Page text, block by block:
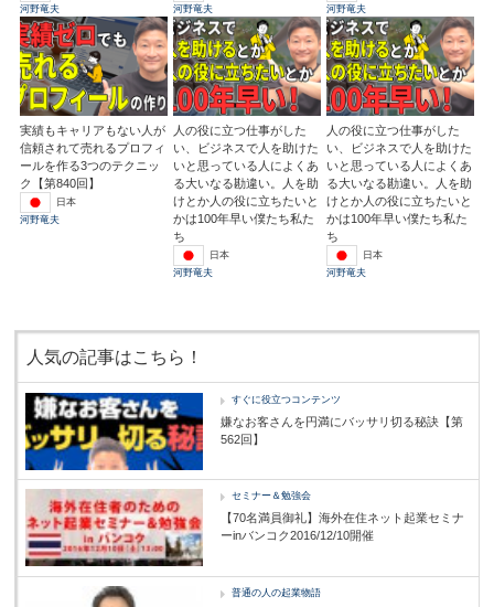
河野竜夫
河野竜夫
河野竜夫
実績もキャリアもない人が
信頼されて売れるプロフィ
ールを作る3つのテクニッ
ク【第840回】
日本
河野竜夫
人の役に立つ仕事がした
い、ビジネスで人を助けた
いと思っている人によくあ
る大いなる勘違い。人を助
けとか人の役に立ちたいと
かは100年早い僕たち私た
ち
日本
河野竜夫
人の役に立つ仕事がした
い、ビジネスで人を助けた
いと思っている人によくあ
る大いなる勘違い。人を助
けとか人の役に立ちたいと
かは100年早い僕たち私た
ち
日本
河野竜夫
人気の記事はこちら！
すぐに役立つコンテンツ
嫌なお客さんを円満にバッサリ切る秘訣【第
562回】
セミナー＆勉強会
【70名満員御礼】海外在住ネット起業セミナ
ーinバンコク2016/12/10開催
普通の人の起業物語